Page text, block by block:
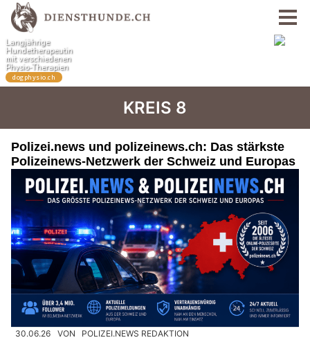
KREIS 8
Polizei.news und polizeinews.ch: Das stärkste
Polizeinews-Netzwerk der Schweiz und Europas
30.06.26 VON POLIZEI.NEWS REDAKTION